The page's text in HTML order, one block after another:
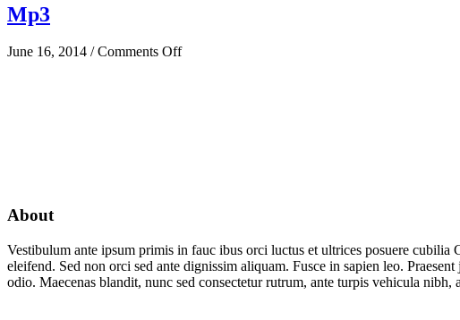
Mp3
June 16, 2014 /Comments Offon
About
Vestibulum ante ipsum primis in fauc ibus orci luctus et ultrices posuere
eleifend. Sed non orci sed ante dignissim aliquam. Fusce in sapien leo.
odio. Maecenas blandit, nunc sed consectetur rutrum, ante turpis vehicula